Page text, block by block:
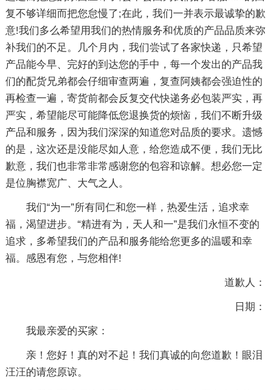
复不够详细而把您怠慢了;在此，我们一并表示最诚挚的歉
意!我们多么希望用我们的热情服务和优质的产品品质来弥
补我们的不足。几个月内，我们尝试了各家快递，只希望
产品能今早、完好的到达您的手中，每一个发出的产品我
们的配货兄弟都会仔细审查两遍，复查阿姨都会强迫性的
再检查一遍，寄货前都会反复交代快递务必包装严实，再
严实，希望能尽可能降低您退换货的烦恼，我们不断升级
产品和服务，因为我们深深的知道您对品质的要求。遗憾
的是，这次还是没能尽如人意，给您造成不便，我们无比
歉意，我们也非常非常感谢您的包容和谅解。想必您一定
是位胸襟宽广、大气之人。
我们“为一”所有同仁和您一样，热爱生活，追求幸
福，渴望进步。“精进有为，天人和一”是我们永恒不变的
追求，多希望我们的产品和服务能给您更多的温暖和幸
福。感恩有您，与您相伴!
道歉人：
日期：
我最亲爱的买家：
亲！您好！真的对不起！我们真诚的向您道歉！眼泪
汪汪的请您原谅。